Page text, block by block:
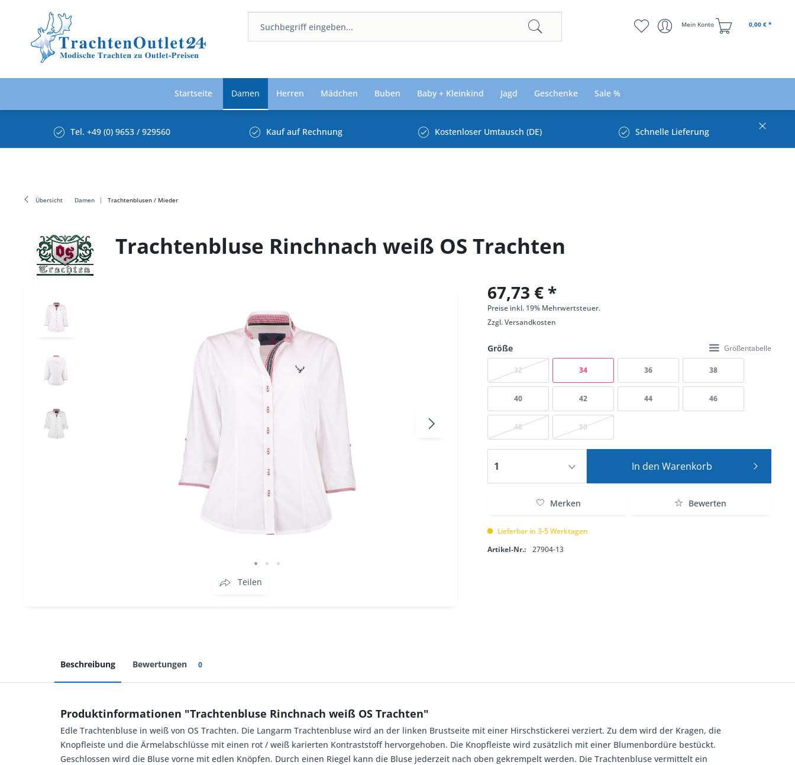
Mein Konto 0,00 € *
Startseite Damen Herren Mädchen Buben Baby + Kleinkind Jagd Geschenke Sale %
Tel. +49 (0) 9653 / 929560 Kauf auf Rechnung Kostenloser Umtausch (DE) Schnelle Lieferung
Übersicht Damen Trachtenblusen / Mieder
Trachtenbluse Rinchnach weiß OS Trachten
Teilen
67,73 € *
Preise inkl. 19% Mehrwertsteuer.
Zzgl.Versandkosten
Größe Größentabelle
32 34 36 38
40 42 44 46
48 50
In den Warenkorb
Merken Bewerten
Lieferbar in 3-5 Werktagen
Artikel-Nr.:
27904-13
Beschreibung Bewertungen 0
Produktinformationen "Trachtenbluse Rinchnach weiß OS Trachten"
Edle Trachtenbluse in weiß von OS Trachten. Die Langarm Trachtenbluse wird an der linken Brustseite mit einer Hirschstickerei verziert. Zu dem wird der Kragen, die
Knopfleiste und die Ärmelabschlüsse mit einen rot / weiß karierten Kontraststoff hervorgehoben. Die Knopfleiste wird zusätzlich mit einer Blumenbordüre bestückt.
Geschlossen wird die Bluse vorne mit edlen Knöpfen. Durch einen Riegel kann die Bluse jederzeit nach oben gekrempelt werden. Die Trachtenbluse vermittelt ein